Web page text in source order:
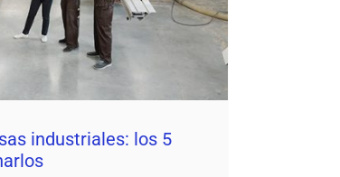
industriales: los 5